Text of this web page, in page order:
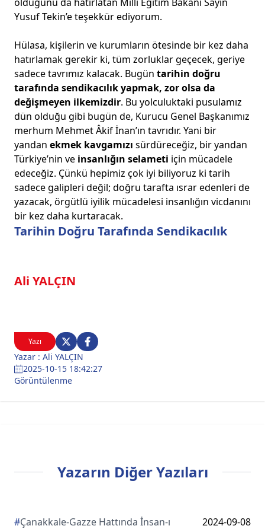
Yazı
Yazar : Ali YALÇIN
2025-10-15 18:42:27
Görüntülenme
Tarihin Doğru Tarafında Sendikacılık
Ali YALÇIN
Yusuf Tekin’e teşekkür ediyorum.
Hülasa, kişilerin ve kurumların ötesinde bir kez daha
hatırlamak gerekir ki, tüm zorluklar geçecek, geriye
sadece tavrımız kalacak. Bugün tarihin doğru
tarafında sendikacılık yapmak, zor olsa da
değişmeyen ilkemizdir. Bu yolculuktaki pusulamız
dün olduğu gibi bugün de, Kurucu Genel Başkanımız
merhum Mehmet Âkif İnan’ın tavrıdır. Yani bir
yandan ekmek kavgamızı sürdüreceğiz, bir yandan
Türkiye’nin ve insanlığın selameti için mücadele
edeceğiz. Çünkü hepimiz çok iyi biliyoruz ki tarih
sadece galipleri değil; doğru tarafta ısrar edenleri de
yazacak, örgütlü iyilik mücadelesi insanlığın vicdanını
bir kez daha kurtaracak.
Yazarın Diğer Yazıları
#Çanakkale-Gazze Hattında İnsan-ı
2024-09-08